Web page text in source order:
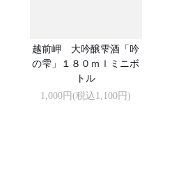
越前岬 大吟醸雫酒「吟
の雫」１８０ｍｌミニボ
トル
1,000円(税込1,100円)